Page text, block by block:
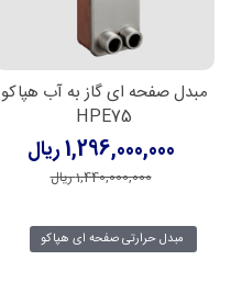
مبدل صفحه ای گاز به آب هپاکو
HPE75
1,296,000,000 ریال
1,440,000,000 ریال
مبدل حرارتی صفحه ای هپاکو